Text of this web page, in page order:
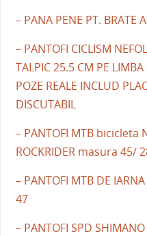
– PANA PENE PT. BRATE
– PANTOFI CICLISM
TALPIC 25.5 CM PE
POZE REALE INCLUD
DISCUTABIL
– PANTOFI MTB bicicleta
ROCKRIDER masura 45/
– PANTOFI MTB DE
47
– PANTOFI SPD